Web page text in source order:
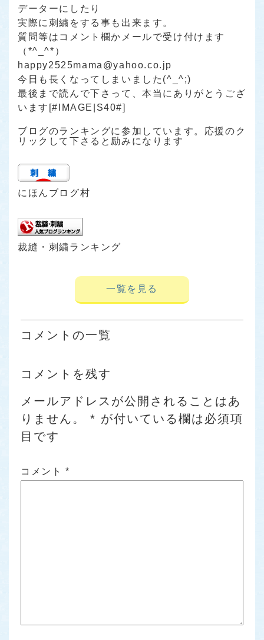
データーにしたり
実際に刺繍をする事も出来ます。
質問等はコメント欄かメールで受け付けます
（*^_^*）
happy2525mama@yahoo.co.jp
今日も長くなってしまいました(^_^;)
最後まで読んで下さって、本当にありがとうござ
います[#IMAGE|S40#]
ブログのランキングに参加しています。応援のク
リックして下さると励みになります
にほんブログ村
裁縫・刺繍ランキング
一覧を見る
コメントの一覧
コメントを残す
メールアドレスが公開されることはあ
りません。
* が付いている欄は必須項
目です
コメント *